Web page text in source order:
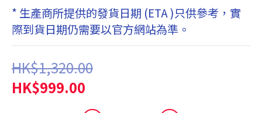
* 生產商所提供的發貨日期 (ETA )只供參考，實
際到貨日期仍需要以官方網站為準。
HK$1,320.00
HK$999.00